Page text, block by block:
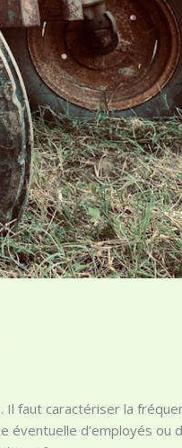
Il faut caractériser la
éventuelle d’employés ou